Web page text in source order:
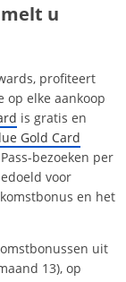
u
profiteert
op elke aankoop
is gratis en
Gold Card
bezoeken per
voor
en het
uit
13), op